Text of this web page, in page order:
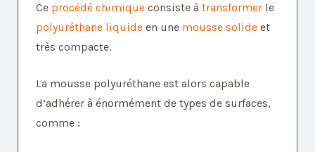
Ce procédé chimique consiste à transformer le
polyuréthane liquide en une mousse solide et
très compacte.
La mousse polyuréthane est alors capable
d’adhérer à énormément de types de surfaces,
comme :